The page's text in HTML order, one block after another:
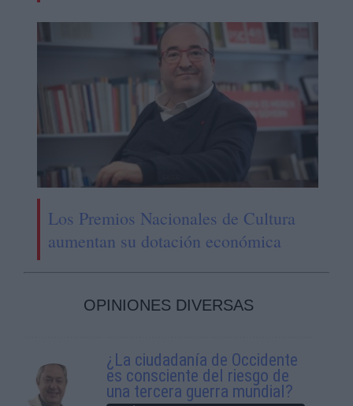
Los Premios Nacionales de Cultura
aumentan su dotación económica
OPINIONES DIVERSAS
¿La ciudadanía de Occidente
es consciente del riesgo de
una tercera guerra mundial?